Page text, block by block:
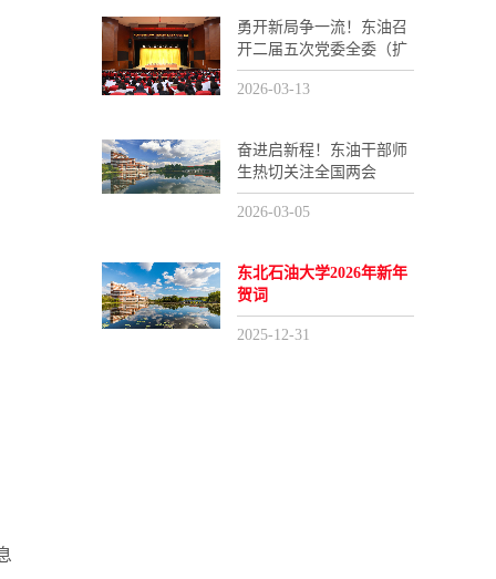
勇开新局争一流！东油召
开二届五次党委全委（扩
大）会
2026-03-13
奋进启新程！东油干部师
生热切关注全国两会
2026-03-05
东北石油大学2026年新年
贺词
2025-12-31